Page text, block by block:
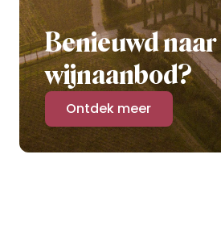
Benieuwd naar
wijnaanbod?
Ontdek meer